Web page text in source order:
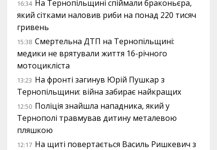
16:34 На Тернопільщині спіймали браконьєра,
який сітками наловив риби на понад 220 тисяч
гривень
15:38 Смертельна ДТП на Тернопільщині:
медики не врятували життя 16-річного
мотоцикліста
13:23 На фронті загинув Юрій Пушкар з
Тернопільщини: війна забирає найкращих
12:50 Поліція знайшла нападника, який у
Тернополі травмував дитину металевою
пляшкою
12:17 На щиті повертається Василь Ришкевич з